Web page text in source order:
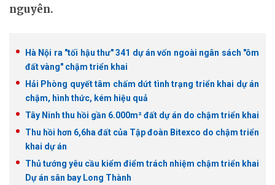
nguyên.
Hà Nội ra "tối hậu thư" 341 dự án vốn ngoài ngân sách "ôm
đất vàng" chậm triển khai
Hải Phòng quyết tâm chấm dứt tình trạng triển khai dự án
chậm, hình thức, kém hiệu quả
Tây Ninh thu hồi gần 6.000m² đất dự án do chậm triển khai
Thu hồi hơn 6,6ha đất của Tập đoàn Bitexco do chậm triển
khai dự án
Thủ tướng yêu cầu kiểm điểm trách nhiệm chậm triển khai
Dự án sân bay Long Thành